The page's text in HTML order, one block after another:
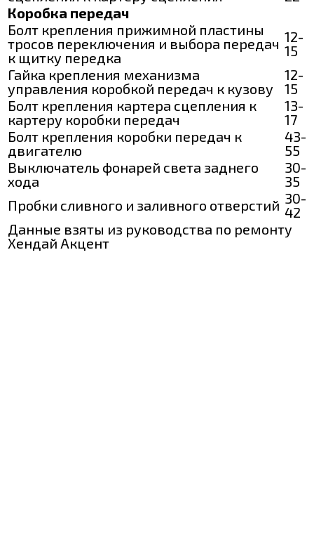
Коробка передач
Болт крепления прижимной пластины
тросов переключения и выбора передач
к щитку передка
12-
15
Гайка крепления механизма
управления коробкой передач к кузову
12-
15
Болт крепления картера сцепления к
картеру коробки передач
13-
17
Болт крепления коробки передач к
двигателю
43-
55
Выключатель фонарей света заднего
хода
30-
35
Пробки сливного и заливного отверстий 30-
42
Данные взяты из руководства по ремонту
Хендай Акцент